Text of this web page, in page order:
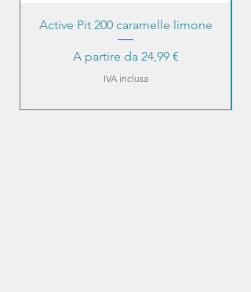
Active Pit 200 caramelle limone
A partire da 24,99 €
Prezzo scontato
IVA inclusa